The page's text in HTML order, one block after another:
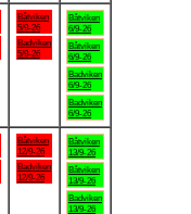
Båtviken
5/9-26
Badviken
5/9-26
Båtviken
6/9-26
Båtviken
6/9-26
Badviken
6/9-26
Badviken
6/9-26
Båtviken
12/9-26
Badviken
12/9-26
Båtviken
13/9-26
Båtviken
13/9-26
Badviken
13/9-26